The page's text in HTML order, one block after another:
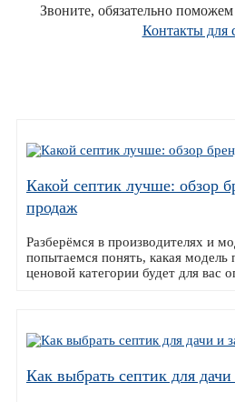
Звоните, обязательно
Контакты для
Какой септик лучше: обзор
продаж
Разберёмся в производителях и
попытаемся понять, какая модель
ценовой категории будет для
Как выбрать септик для